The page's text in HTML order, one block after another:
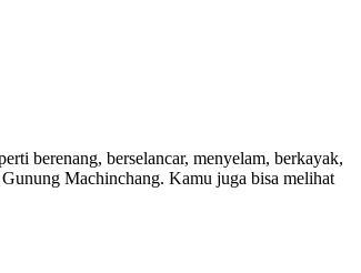
berenang, berselancar, menyelam, berkayak,
Machinchang. Kamu juga bisa melihat